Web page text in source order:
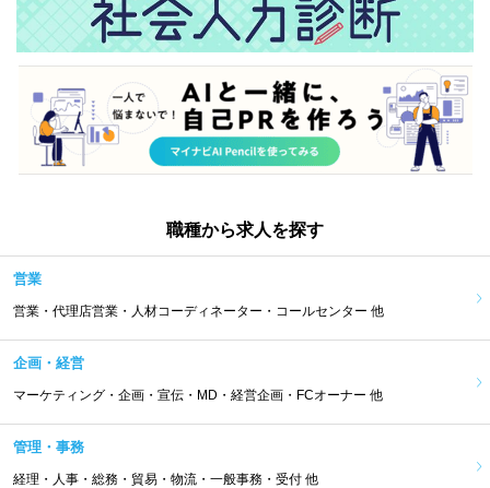
職種から求人を探す
営業
営業・代理店営業・人材コーディネーター・コールセンター 他
企画・経営
マーケティング・企画・宣伝・MD・経営企画・FCオーナー 他
管理・事務
経理・人事・総務・貿易・物流・一般事務・受付 他